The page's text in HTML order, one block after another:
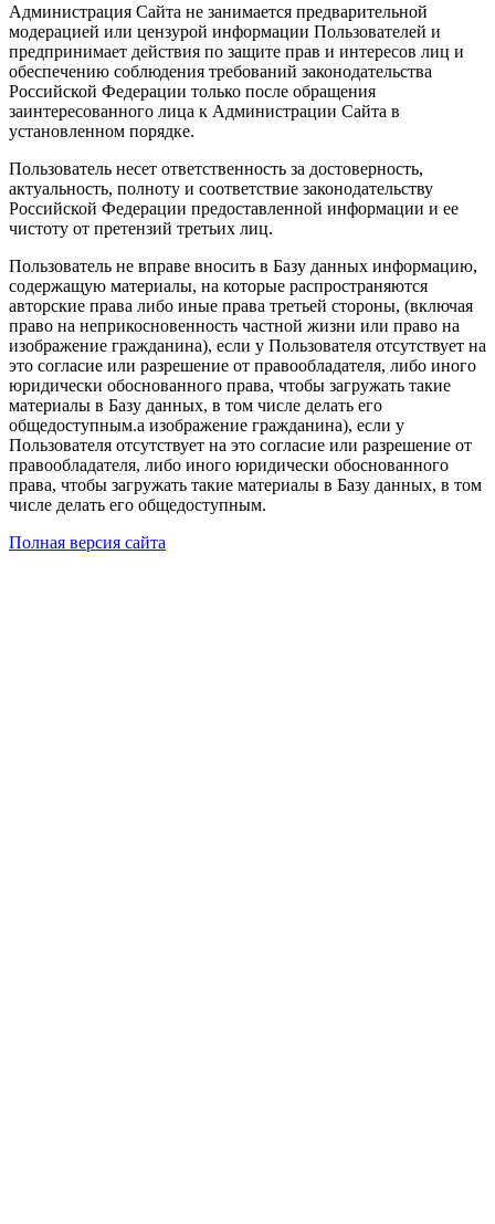
Администрация Сайта не занимается предварительной
модерацией или цензурой информации Пользователей и
предпринимает действия по защите прав и интересов лиц и
обеспечению соблюдения требований законодательства
Российской Федерации только после обращения
заинтересованного лица к Администрации Сайта в
установленном порядке.
Пользователь несет ответственность за достоверность,
актуальность, полноту и соответствие законодательству
Российской Федерации предоставленной информации и ее
чистоту от претензий третьих лиц.
Пользователь не вправе вносить в Базу данных информацию,
содержащую материалы, на которые распространяются
авторские права либо иные права третьей стороны, (включая
право на неприкосновенность частной жизни или право на
изображение гражданина), если у Пользователя отсутствует на
это согласие или разрешение от правообладателя, либо иного
юридически обоснованного права, чтобы загружать такие
материалы в Базу данных, в том числе делать его
общедоступным.а изображение гражданина), если у
Пользователя отсутствует на это согласие или разрешение от
правообладателя, либо иного юридически обоснованного
права, чтобы загружать такие материалы в Базу данных, в том
числе делать его общедоступным.
Полная версия сайта